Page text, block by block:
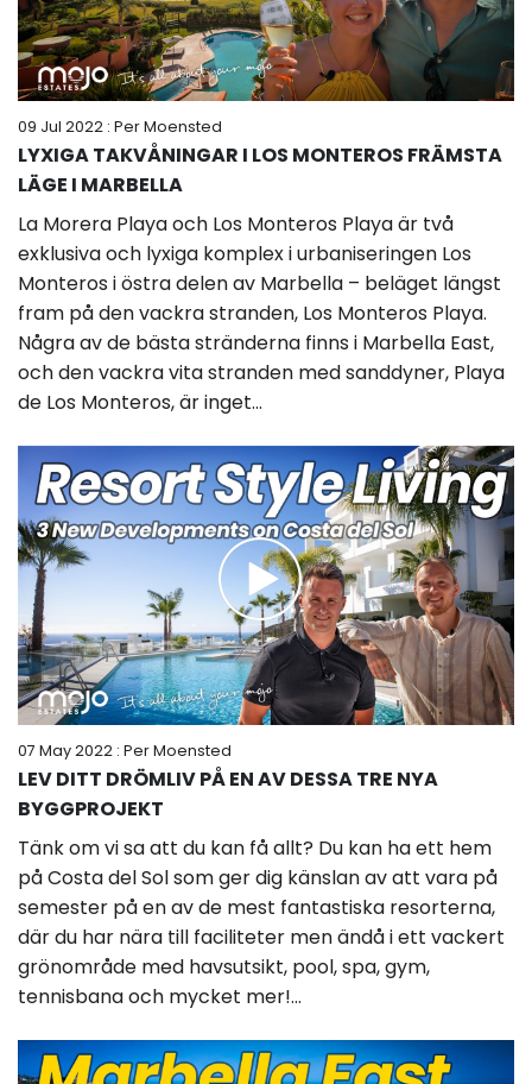
09 Jul 2022 : Per Moensted
LYXIGA TAKVÅNINGAR I LOS MONTEROS FRÄMSTA
LÄGE I MARBELLA
La Morera Playa och Los Monteros Playa är två
exklusiva och lyxiga komplex i urbaniseringen Los
Monteros i östra delen av Marbella – beläget längst
fram på den vackra stranden, Los Monteros Playa.
Några av de bästa stränderna finns i Marbella East,
och den vackra vita stranden med sanddyner, Playa
de Los Monteros, är inget...
07 May 2022 : Per Moensted
LEV DITT DRÖMLIV PÅ EN AV DESSA TRE NYA
BYGGPROJEKT
Tänk om vi sa att du kan få allt? Du kan ha ett hem
på Costa del Sol som ger dig känslan av att vara på
semester på en av de mest fantastiska resorterna,
där du har nära till faciliteter men ändå i ett vackert
grönområde med havsutsikt, pool, spa, gym,
tennisbana och mycket mer!...